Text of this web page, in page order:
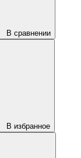
В сравнении
В избранное